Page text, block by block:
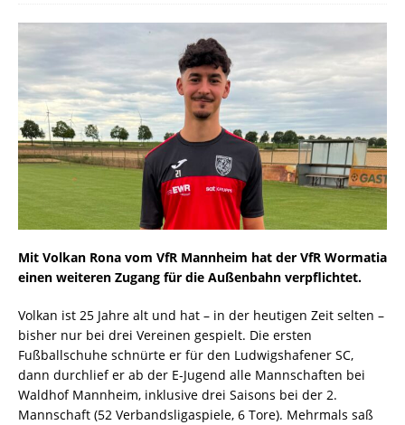
Mit Volkan Rona vom VfR Mannheim hat der VfR Wormatia
einen weiteren Zugang für die Außenbahn verpflichtet.
Volkan ist 25 Jahre alt und hat – in der heutigen Zeit selten –
bisher nur bei drei Vereinen gespielt. Die ersten
Fußballschuhe schnürte er für den Ludwigshafener SC,
dann durchlief er ab der E-Jugend alle Mannschaften bei
Waldhof Mannheim, inklusive drei Saisons bei der 2.
Mannschaft (52 Verbandsligaspiele, 6 Tore). Mehrmals saß